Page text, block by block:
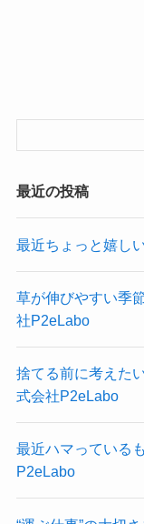
最近の投稿
最近ちょっと嬉し
草が伸びやすい季
社P2eLabo
捨てる前に考えた
式会社P2eLabo
最近ハマっている
P2eLabo